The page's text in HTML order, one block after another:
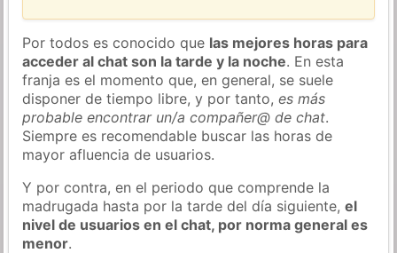
Por todos es conocido que las mejores horas para
acceder al chat son la tarde y la noche. En esta
franja es el momento que, en general, se suele
disponer de tiempo libre, y por tanto,es más
probable encontrar un/a compañer@ de chat.
Siempre es recomendable buscar las horas de
mayor afluencia de usuarios.
Y por contra, en el periodo que comprende la
madrugada hasta por la tarde del día siguiente,el
nivel de usuarios en el chat, por norma general es
menor.